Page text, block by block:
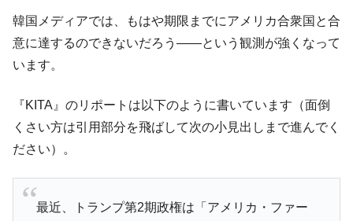
『Money1』
韓国･李在明「青年層の雇用状況が悪い。せ
や、若者に起業させよう」⇒ どんな雇用対策だソレ。
『Money1』
『Money1』
韓国「ここは北朝鮮なのか。選管がサーバ
ーにウソのデータを入力したのは明白だ」
『Money1』
『Money1』
だ。
韓国メディアでは、もはや期限までにアメリカ合衆国と合
意に達するのできないだろう――という観測が強くなって
います。
『KITA』のリポートは以下のように書いています（面倒
くさい方は引用部分を飛ばして次の小見出しまで進んでく
ださい）。
最近、トランプ第2期政権は「アメリカ・ファー